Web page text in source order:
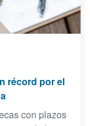
récord por el
con plazos